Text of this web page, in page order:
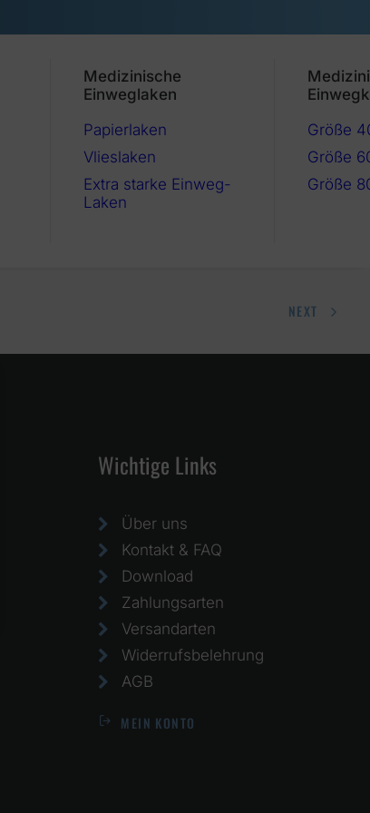
Medizinische
Einweglaken
Papierlaken
Vlieslaken
Extra starke Einweg-
Laken
Größe
Größe
Größe
NEXT
Wichtige Links
Über uns
Kontakt & FAQ
Download
Zahlungsarten
Versandarten
Widerrufsbelehrung
AGB
MEIN KONTO